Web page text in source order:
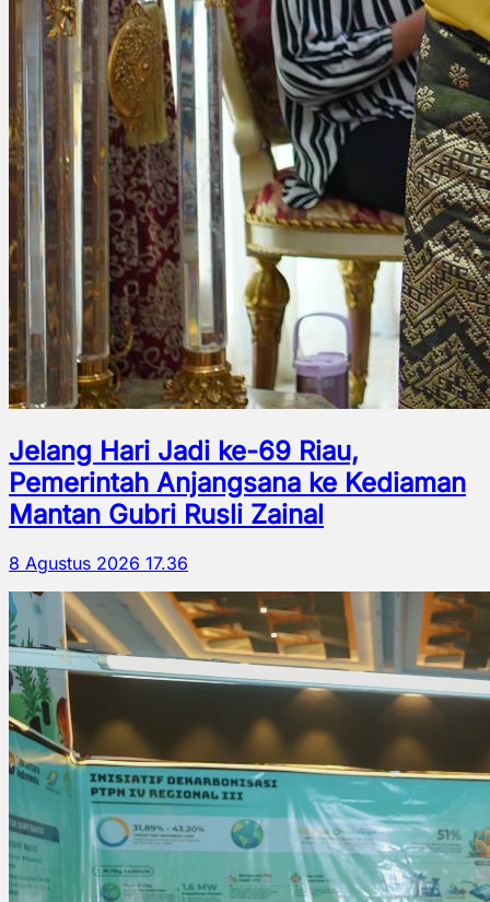
Jelang Hari Jadi ke-69 Riau,
Pemerintah Anjangsana ke Kediaman
Mantan Gubri Rusli Zainal
8 Agustus 2026 17.36